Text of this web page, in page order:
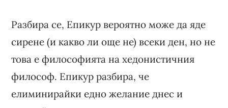
Разбира се, Епикур вероятно може да яде
сирене (и какво ли още не) всеки ден, но не
това е философията на хедонистичния
философ. Епикур разбира, че
елиминирайки едно желание днес и